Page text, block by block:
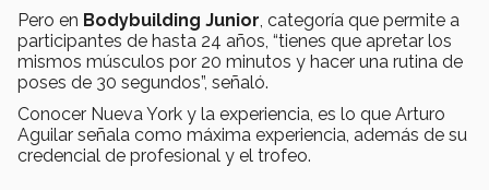
Pero en Bodybuilding Junior , categoría que permite a
participantes de hasta 24 años, “tienes que apretar los
mismos músculos por 20 minutos y hacer una rutina de
poses de 30 segundos”, señaló.
Conocer Nueva York y la experiencia, es lo que Arturo
Aguilar señala como máxima experiencia, además de su
credencial de profesional y el trofeo.